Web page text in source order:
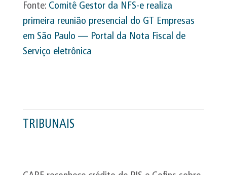
Fonte: Comitê Gestor da NFS-e realiza
primeira reunião presencial do GT Empresas
em São Paulo — Portal da Nota Fiscal de
Serviço eletrônica
TRIBUNAIS